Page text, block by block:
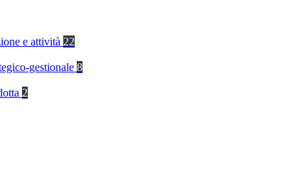
e attività 22
gestionale 8
2